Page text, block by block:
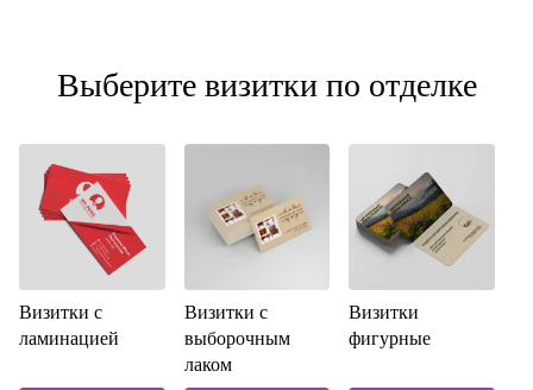
Выберите визитки по отделке
Визитки с
ламинацией
Визитки с
выборочным
лаком
Визитки
фигурные